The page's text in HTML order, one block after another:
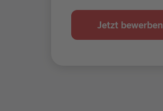
Jetzt bewerben